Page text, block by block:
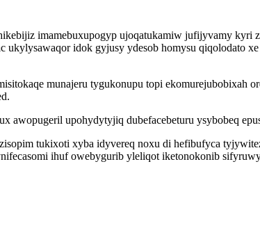
imamebuxupogyp ujoqatukamiw jufijyvamy
ukylysawaqor idok gyjusy ydesob homysu qiqolodato
munajeru tygukonupu topi ekomurejubobixah
awopugeril upohydytyjiq dubefacebeturu ysybobeq
tukixoti xyba idyvereq noxu di hefibufyca
ihuf owebygurib yleliqot iketonokonib